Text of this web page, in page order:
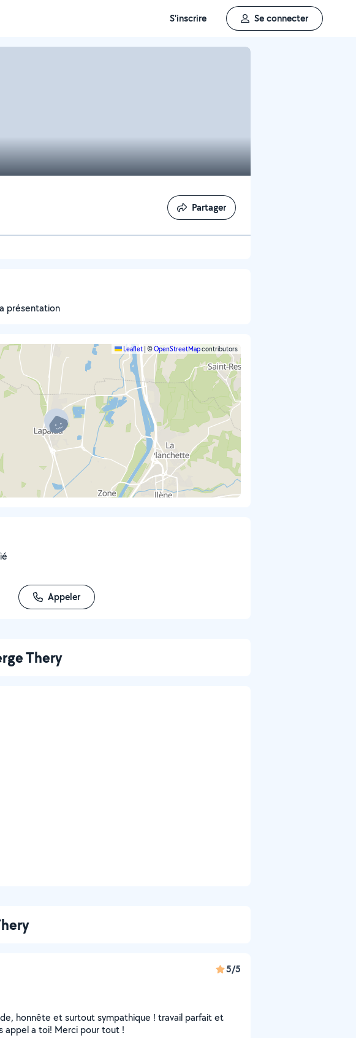
S'inscrire Se connecter
Partager
Partager
présentation
Leaflet ©OpenStreetMapcontributors
Appeler
Thery
5/5
honnête et surtout sympathique ! travail parfait et
appel a toi! Merci pour tout !